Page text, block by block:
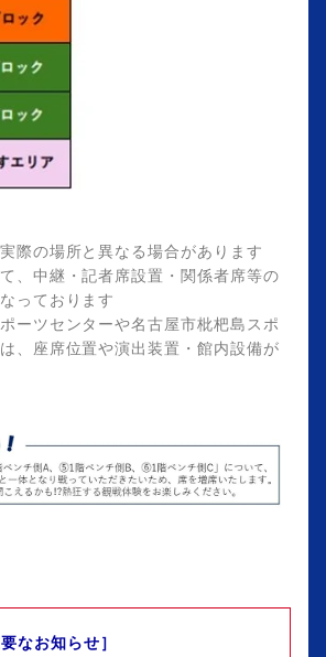
際の場所と異なる場合があります
、中継・記者席設置・関係者席等の
っております
ーツセンターや名古屋市枇杷島スポ
、座席位置や演出装置・館内設備が
なお知らせ］